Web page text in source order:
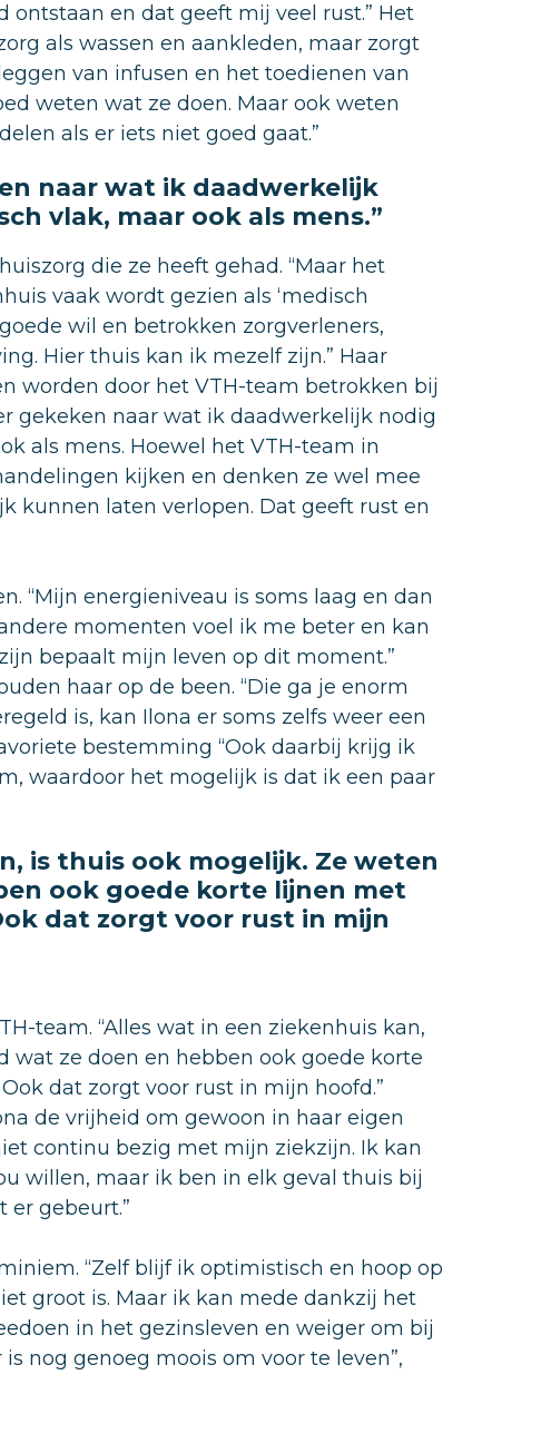
ontstaan en dat geeft mij veel rust.” Het
als wassen en aankleden, maar zorgt
van infusen en het toedienen van
weten wat ze doen. Maar ook weten
als er iets niet goed gaat.”
naar wat ik daadwerkelijk
vlak, maar ook als mens.”
die ze heeft gehad. “Maar het
vaak wordt gezien als ‘medisch
wil en betrokken zorgverleners,
Hier thuis kan ik mezelf zijn.” Haar
worden door het VTH-team betrokken bij
gekeken naar wat ik daadwerkelijk nodig
als mens. Hoewel het VTH-team in
kijken en denken ze wel mee
kunnen laten verlopen. Dat geeft rust en
“Mijn energieniveau is soms laag en dan
momenten voel ik me beter en kan
bepaalt mijn leven op dit moment.”
haar op de been. “Die ga je enorm
is, kan Ilona er soms zelfs weer een
bestemming “Ook daarbij krijg ik
waardoor het mogelijk is dat ik een paar
is thuis ook mogelijk. Ze weten
ook goede korte lijnen met
dat zorgt voor rust in mijn
team. “Alles wat in een ziekenhuis kan,
wat ze doen en hebben ook goede korte
dat zorgt voor rust in mijn hoofd.”
de vrijheid om gewoon in haar eigen
continu bezig met mijn ziekzijn. Ik kan
willen, maar ik ben in elk geval thuis bij
er gebeurt.”
“Zelf blijf ik optimistisch en hoop op
groot is. Maar ik kan mede dankzij het
in het gezinsleven en weiger om bij
nog genoeg moois om voor te leven”,